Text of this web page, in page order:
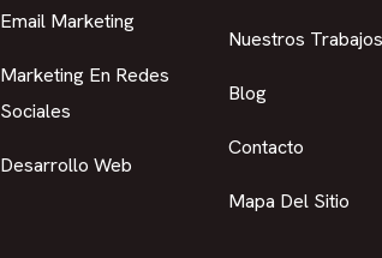
Email Marketing
Marketing En Redes
Sociales
Desarrollo Web
Nuestros Trabajos
Blog
Contacto
Mapa Del Sitio